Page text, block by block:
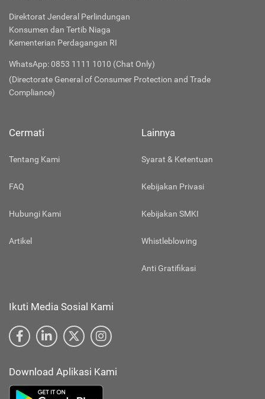
Direktorat Jenderal Perlindungan
Konsumen dan Tertib Niaga
Kementerian Perdagangan RI
WhatsApp: 0853 1111 1010 (Chat Only)
(Directorate General of Consumer Protection and Trade
Compliance)
Cermati
Tentang Kami
FAQ
Hubungi Kami
Artikel
Lainnya
Syarat & Ketentuan
Kebijakan Privasi
Kebijakan SMKI
Whistleblowing
Anti Gratifikasi
Ikuti Media Sosial Kami
Download Aplikasi Kami